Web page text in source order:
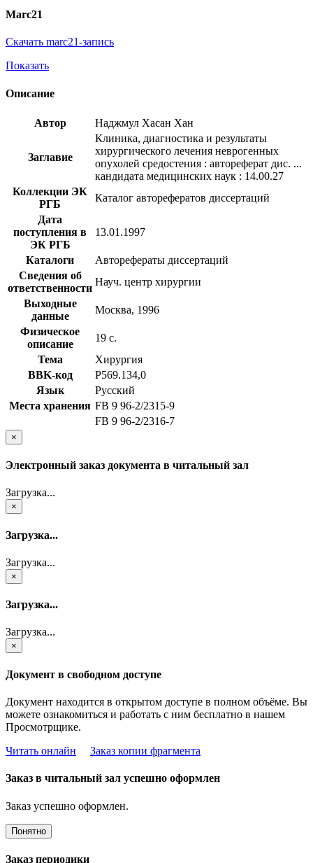
Marc21
Скачать marc21-запись
Показать
Описание
Автор Наджмул Хасан Хан
Заглавие
Клиника, диагностика и результаты
хирургического лечения неврогенных
опухолей средостения : автореферат дис. ...
кандидата медицинских наук : 14.00.27
Коллекции ЭК
РГБ
Каталог авторефератов диссертаций
Дата
поступления в
ЭК РГБ
13.01.1997
Каталоги
Авторефераты диссертаций
Сведения об
ответственности
Науч. центр хирургии
Выходные
данные
Москва, 1996
Физическое
описание
19 с.
Тема
Хирургия
BBK-код
Р569.134,0
Язык
Русский
Места хранения FB 9 96-2/2315-9
FB 9 96-2/2316-7
×
Электронный заказ документа в читальный зал
Загрузка...
×
Загрузка...
Загрузка...
×
Загрузка...
Загрузка...
×
Документ в свободном доступе
Документ находится в открытом доступе в полном объёме. Вы
можете ознакомиться и работать с ним бесплатно в нашем
Просмотрщике.
Читать онлайн
Заказ копии фрагмента
Заказ в читальный зал успешно оформлен
Заказ успешно оформлен.
Понятно
Заказ периодики